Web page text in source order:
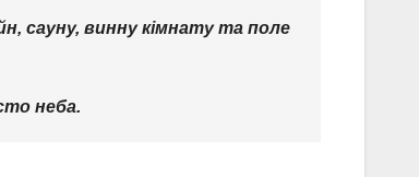
сауну, винну кімнату та поле
неба.